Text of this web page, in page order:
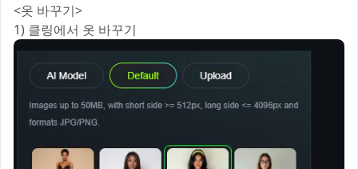
<옷 바꾸기>
1) 클링에서 옷 바꾸기